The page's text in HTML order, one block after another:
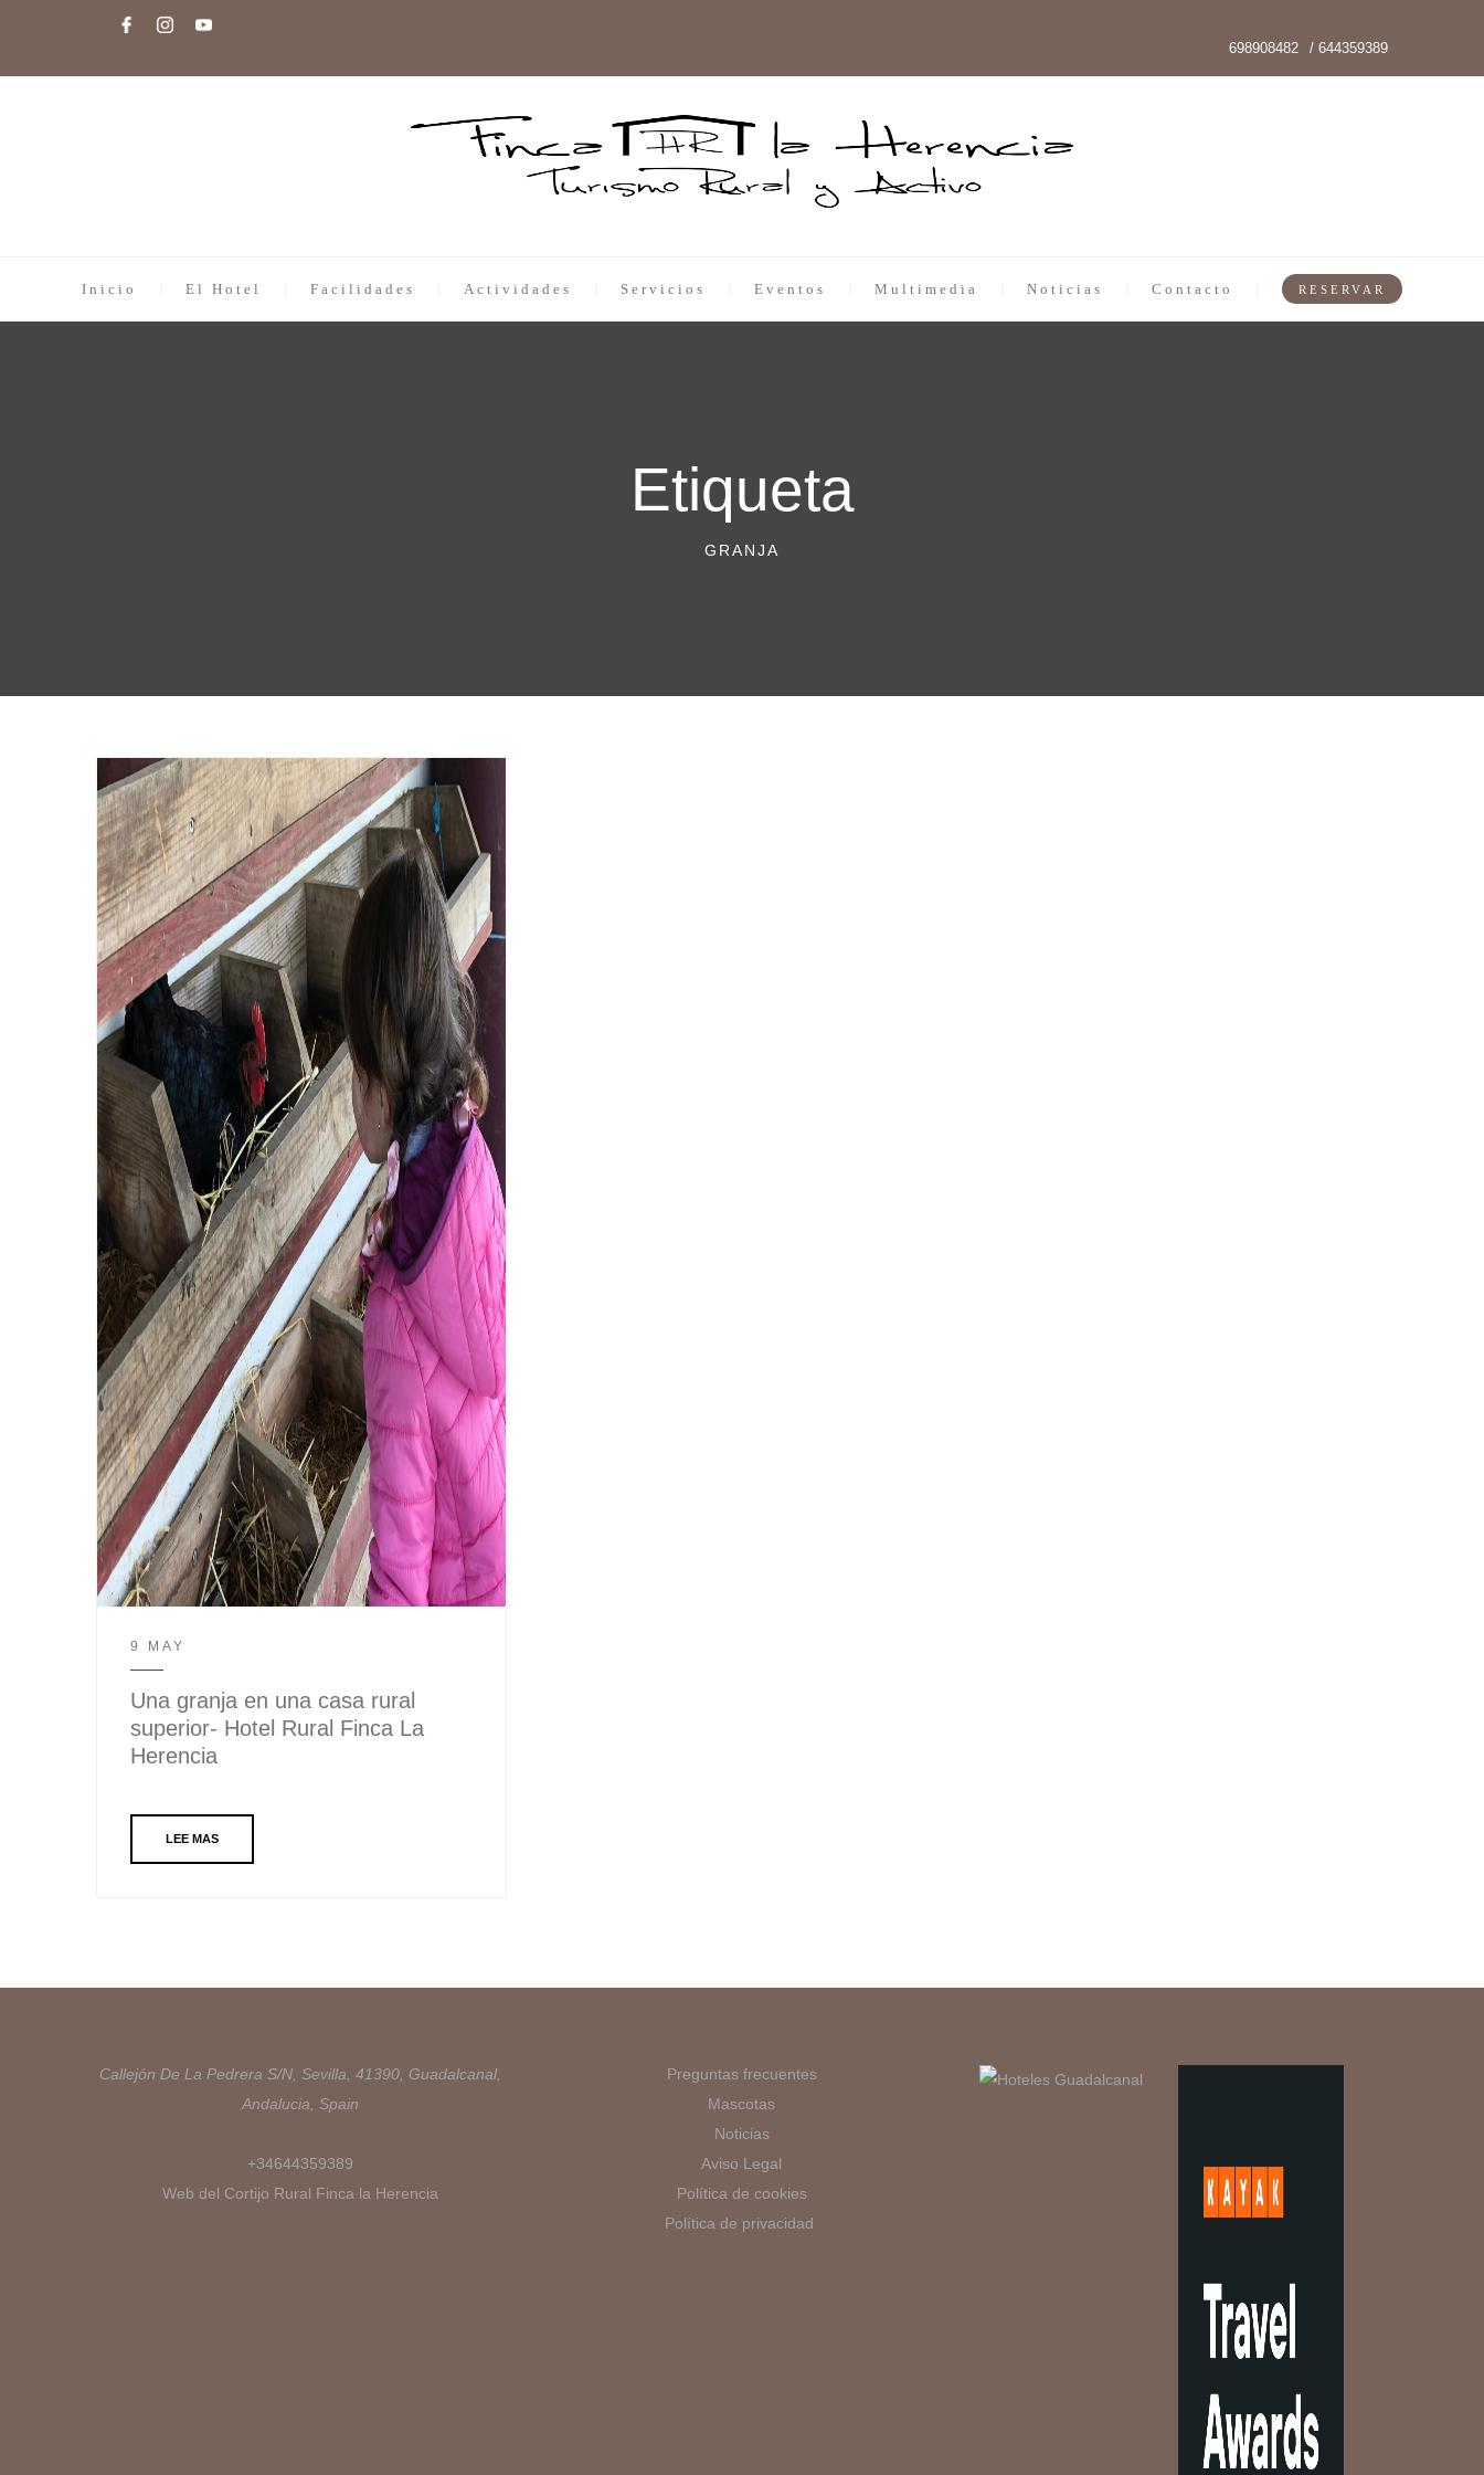
/ 644359389
698908482
Inicio El Hotel Facilidades Actividades Servicios Eventos Multimedia Noticias Contacto RESERVAR
Etiqueta
GRANJA
9 MAY
Una granja en una casa rural
superior- Hotel Rural Finca La
Herencia
LEE MAS
Callejón De La Pedrera S/N, Sevilla, 41390, Guadalcanal,
Andalucia, Spain
+34644359389
Web del Cortijo Rural Finca la Herencia
Preguntas frecuentes
Mascotas
Noticias
Aviso Legal
Política de cookies
Política de privacidad